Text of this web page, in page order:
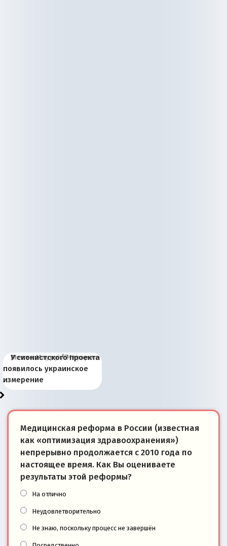
Киевская марионетка
Запада рассказала о
«переобувании» хозяев
В России назрели
перемены: 15 шагов к
суверенной экономике
Миграционный пожар
Европы
Россия начинает
сбрасывать балласт
Анкориджа
Россия зимой 1904
года: первые уступки во
внутренней политике
Русская нация вчера и
сегодня
Почему правый крах в
Варшаве не поможет её
отношениям с Россией?
Место Науру / Науэро в
современной истории
Южной Осетии
У сионистского проекта
появилось украинское
измерение
Медицинская реформа в России (известная
как «оптимизация здравоохранения»)
непрерывно продолжается с 2010 года по
настоящее время. Как Вы оцениваете
результаты этой реформы?
На отлично
Неудовлетворительно
Не знаю, поскольку процесс не завершён